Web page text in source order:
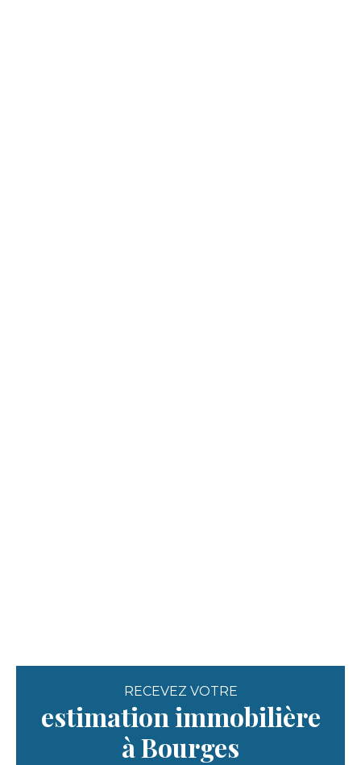
RECEVEZ VOTRE
estimation immobilière
à Bourges